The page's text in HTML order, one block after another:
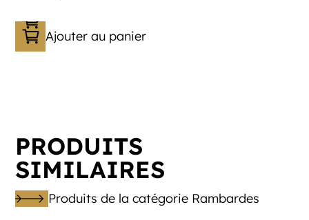
Ajouter au panier
PRODUITS
SIMILAIRES
Produits de la catégorie Rambardes